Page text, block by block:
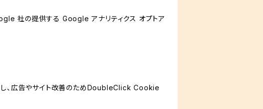
社の提供する Google アナリティクス オプトア
し、広告やサイト改善のためDoubleClick Cookie